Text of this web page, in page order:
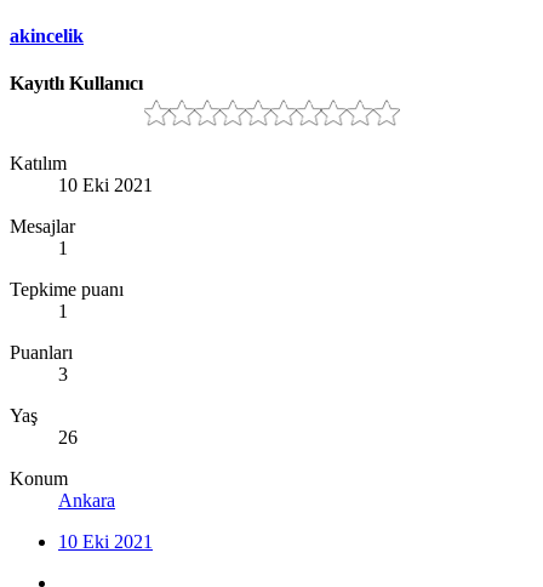
akincelik
Kayıtlı Kullanıcı
Katılım
10 Eki 2021
Mesajlar
1
Tepkime puanı
1
Puanları
3
Yaş
26
Konum
Ankara
10 Eki 2021